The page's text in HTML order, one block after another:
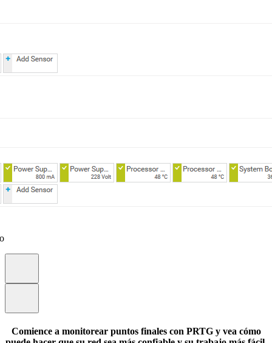
Comience a monitorear puntos finales con PRTG y vea cómo